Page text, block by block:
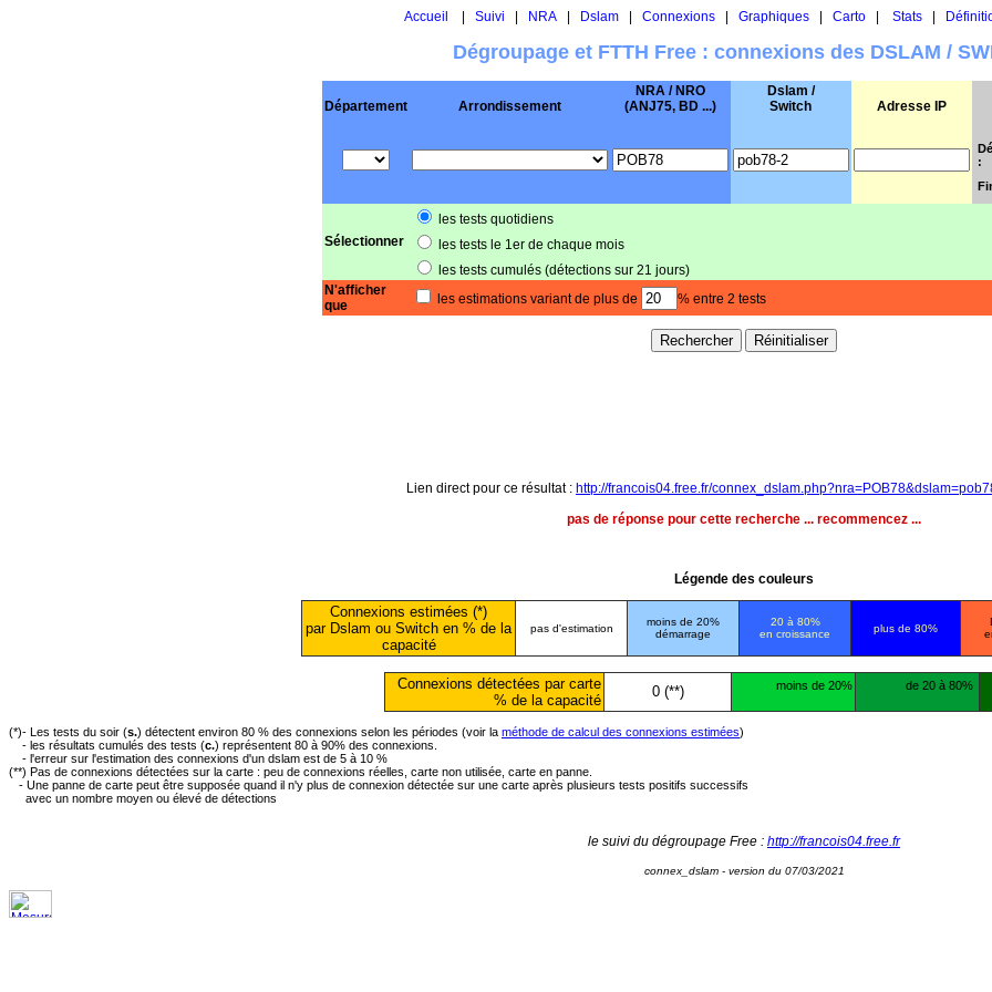
Accueil Suivi NRA| Dslam| Connexions| Graphiques| Carto| Stats|
Dégroupage et FTTH Free : connexions des DSLAM /
Département Arrondissement
NRA / NRO
(ANJ75, BD ...)
Dslam /
Switch
Adresse IP
:
Sélectionner
les tests quotidiens
les tests le 1er de chaque mois
les tests cumulés (détections sur 21 jours)
N'afficher
que
les estimations variant de plus de % entre 2 tests
Lien direct pour ce résultat : http://francois04.free.fr/
pas de réponse pour cette recherche ... recommencez ...
Légende des couleurs
Connexions estimées (*)
par Dslam ou Switch en % de la
capacité
pas d'estimation
moins de 20%
démarrage
20 à 80%
en croissance
plus de 80%
Connexions détectées par carte
% de la capacité
0 (**) moins de 20% de 20 à 80%
(*)- Les tests du soir (s.) détectent environ 80 % des connexions selon les périodes (voir la méthode de calcul des connexions estimées)
- les résultats cumulés des tests (c.) représentent 80 à 90% des connexions.
- l'erreur sur l'estimation des connexions d'un dslam est de 5 à 10 %
(**) Pas de connexions détectées sur la carte : peu de connexions réelles, carte non utilisée, carte en panne.
- Une panne de carte peut être supposée quand il n'y plus de connexion détectée sur une carte après plusieurs tests positifs successifs
avec un nombre moyen ou élevé de détections
le suivi du dégroupage Free : http://francois04.free.fr
connex_dslam - version du 07/03/2021